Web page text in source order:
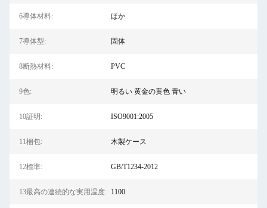
6導体材料: ほか
7導体型: 固体
8断熱材料: PVC
9色: 明るい 黄金の黄色 青い
10証明: ISO9001:2005
11梱包: 木製ケース
12標準: GB/T1234-2012
13最高の連続的な実用温度: 1100